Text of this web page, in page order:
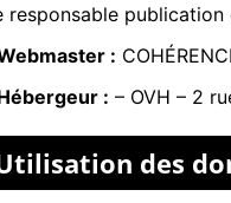
responsable
:
: – OVH – 2
des